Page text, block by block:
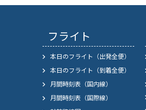
フライト
本日のフライト（出発全便）
本日のフライト（到着全便）
月間時刻表（国内線）
月間時刻表（国際線）